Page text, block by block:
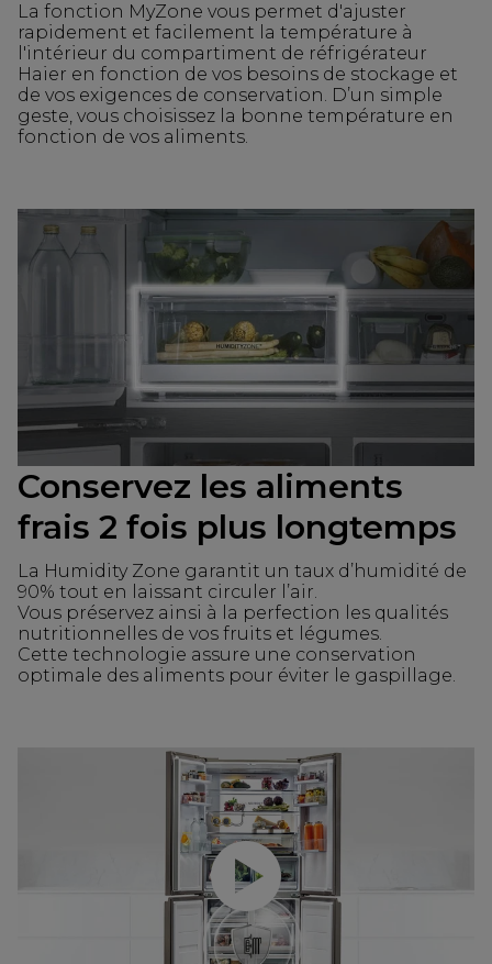
La fonction MyZone vous permet d'ajuster
rapidement et facilement la température à
l'intérieur du compartiment de réfrigérateur
Haier en fonction de vos besoins de stockage et
de vos exigences de conservation. D’un simple
geste, vous choisissez la bonne température en
fonction de vos aliments.
Conservez les aliments
frais 2 fois plus longtemps
La Humidity Zone garantit un taux d’humidité de
90% tout en laissant circuler l’air.
Vous préservez ainsi à la perfection les qualités
nutritionnelles de vos fruits et légumes.
Cette technologie assure une conservation
optimale des aliments pour éviter le gaspillage.
Lancer la vidéo